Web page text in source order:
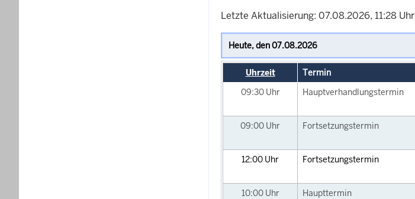
Letzte Aktualisierung: 07.08.2026, 11:28 Uhr
Uhrzeit Termin
09:30 Uhr Hauptverhandlungstermin
09:00 Uhr Fortsetzungstermin
12:00 Uhr Fortsetzungstermin
10:00 Uhr Haupttermin